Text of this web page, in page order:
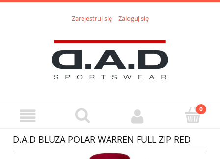
Zarejestruj się Zaloguj się
D.A.D BLUZA POLAR WARREN FULL ZIP RED